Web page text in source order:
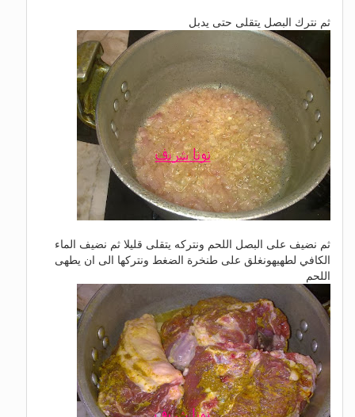
ثم نترك البصل يتقلى حتى يدبل
ثم نضيف على البصل اللحم ونتركه يتقلى قليلا ثم نضيف الماء
الكافي لطهيهونغلق على طنخرة الضغط ونتركها الى ان يطهى
اللحم